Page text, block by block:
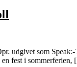
udgivet som
en fest i